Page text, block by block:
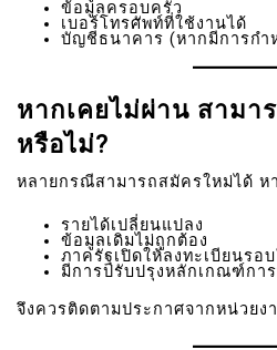
ข้อมูลครอบครัว
เบอร์โทรศัพท์ที่ใช้งานได้
บัญชีธนาคาร (หากมีการกำ
หากเคยไม่ผ่าน สามา
หรือไม่?
หลายกรณีสามารถสมัครใหม่ได้ ห
รายได้เปลี่ยนแปลง
ข้อมูลเดิมไม่ถูกต้อง
ภาครัฐเปิดให้ลงทะเบียนรอ
มีการปรับปรุงหลักเกณฑ์กา
จึงควรติดตามประกาศจากหน่วยง